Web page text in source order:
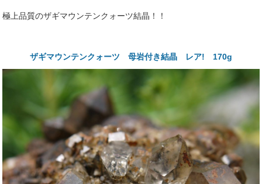
極上品質のザギマウンテンクォーツ結晶！！
ザギマウンテンクォーツ 母岩付き結晶 レア! 170g